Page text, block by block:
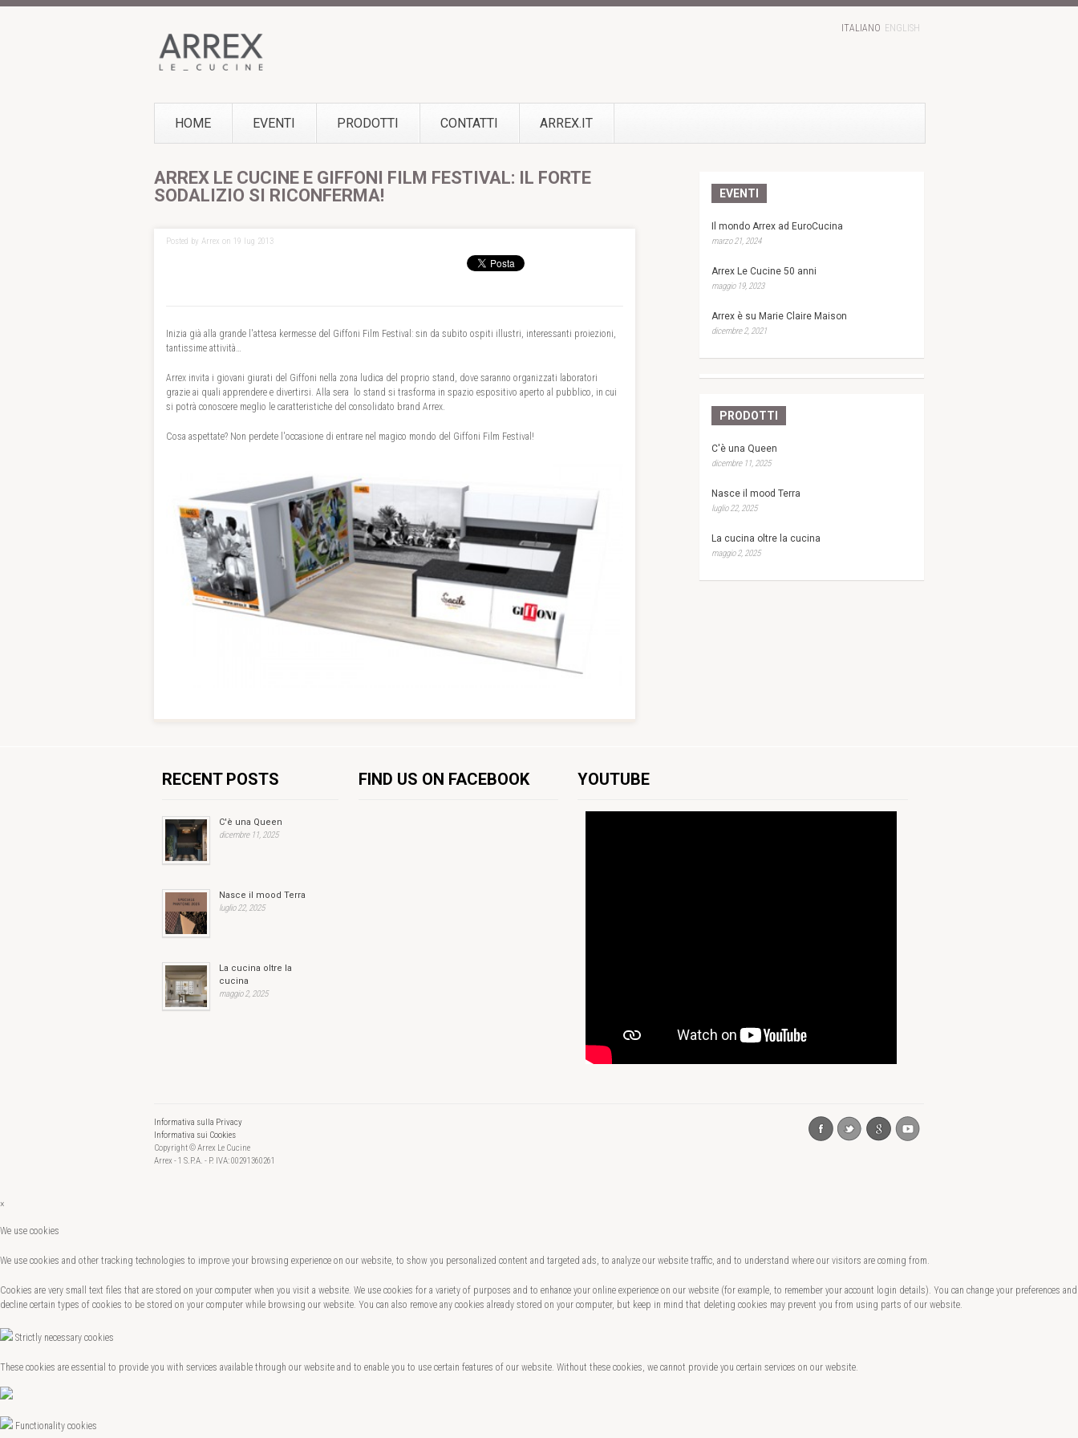
ITALIANO ENGLISH
HOME EVENTI PRODOTTI CONTATTI ARREX.IT
ARREX LE CUCINE E GIFFONI FILM FESTIVAL: IL FORTE
SODALIZIO SI RICONFERMA!
Posted by Arrex on 19 lug 2013
Inizia già alla grande l'attesa kermesse del Giffoni Film Festival: sin da subito ospiti illustri, interessanti proiezioni,
tantissime attività…
Arrex invita i giovani giurati del Giffoni nella zona ludica del proprio stand, dove saranno organizzati laboratori
grazie ai quali apprendere e divertirsi. Alla sera lo stand si trasforma in spazio espositivo aperto al pubblico, in cui
si potrà conoscere meglio le caratteristiche del consolidato brand Arrex.
Cosa aspettate? Non perdete l'occasione di entrare nel magico mondo del Giffoni Film Festival!
EVENTI
Il mondo Arrex ad EuroCucina
marzo 21, 2024
Arrex Le Cucine 50 anni
maggio 19, 2023
Arrex è su Marie Claire Maison
dicembre 2, 2021
PRODOTTI
C'è una Queen
dicembre 11, 2025
Nasce il mood Terra
luglio 22, 2025
La cucina oltre la cucina
maggio 2, 2025
RECENT POSTS
C'è una Queen
dicembre 11, 2025
Nasce il mood Terra
luglio 22, 2025
La cucina oltre la
cucina
maggio 2, 2025
FIND US ON FACEBOOK YOUTUBE
Informativa sulla Privacy
Informativa sui Cookies
Copyright © Arrex Le Cucine
Arrex - 1 S.P.A. - P. IVA: 00291360261
×
We use cookies
We use cookies and other tracking technologies to improve your browsing experience on our website, to show you personalized content and targeted ads, to analyze our website traffic, and to understand where our visitors are coming from.
Cookies are very small text files that are stored on your computer when you visit a website. We use cookies for a variety of purposes and to enhance your online experience on our website (for example, to remember your account login details). You can change your preferences and
decline certain types of cookies to be stored on your computer while browsing our website. You can also remove any cookies already stored on your computer, but keep in mind that deleting cookies may prevent you from using parts of our website.
Strictly necessary cookies
These cookies are essential to provide you with services available through our website and to enable you to use certain features of our website. Without these cookies, we cannot provide you certain services on our website.
Functionality cookies